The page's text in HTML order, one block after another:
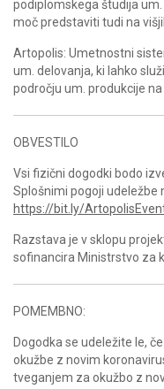
podiplomskega študija
moč predstaviti tudi na
Artopolis: Umetnostni
um. delovanja, ki lahko
področju um. produkcije
OBVESTILO
Vsi fizični dogodki bodo
Splošnimi pogoji udeležbe
https://bit.ly/
Razstava je v sklopu
sofinancira Ministrstvo za
POMEMBNO:
Dogodka se udeležite le,
okužbe z novim
tveganjem za okužbo z